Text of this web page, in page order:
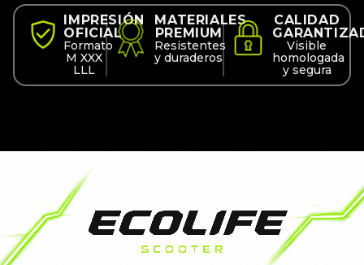
IMPRESIÓN
OFICIAL
Formato
M XXX
LLL
MATERIALES
PREMIUM
Resistentes
y duraderos
CALIDAD
Visible
homologada
y segura